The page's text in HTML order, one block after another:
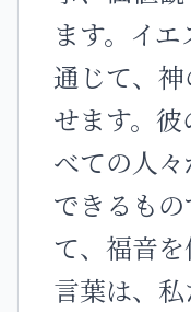
ます。イ
通じて、
せます。
べての人
できるも
て、福音
言葉は、